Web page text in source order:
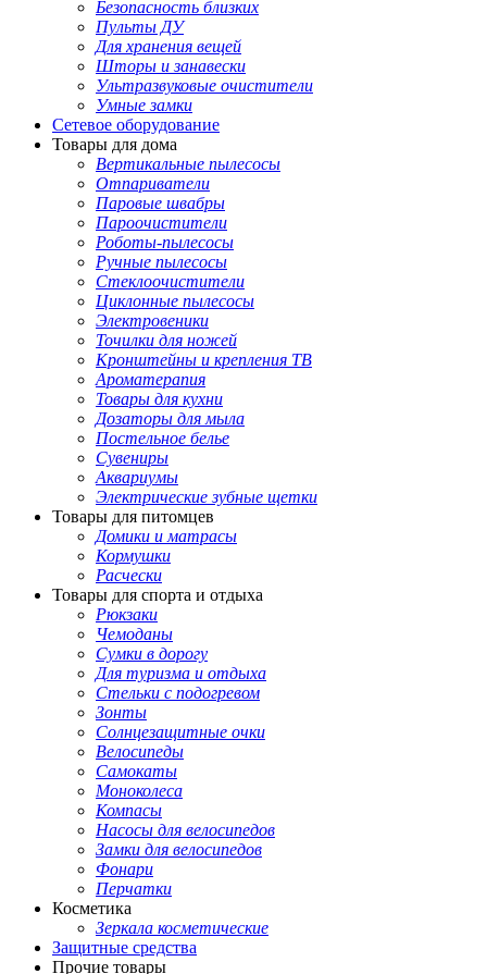
Безопасность близких
Пульты ДУ
Для хранения вещей
Шторы и занавески
Ультразвуковые очистители
Умные замки
Сетевое оборудование
Товары для дома
Вертикальные пылесосы
Отпариватели
Паровые швабры
Пароочистители
Роботы-пылесосы
Ручные пылесосы
Стеклоочистители
Циклонные пылесосы
Электровеники
Точилки для ножей
Кронштейны и крепления ТВ
Ароматерапия
Товары для кухни
Дозаторы для мыла
Постельное белье
Сувениры
Аквариумы
Электрические зубные щетки
Товары для питомцев
Домики и матрасы
Кормушки
Расчески
Товары для спорта и отдыха
Рюкзаки
Чемоданы
Сумки в дорогу
Для туризма и отдыха
Стельки с подогревом
Зонты
Солнцезащитные очки
Велосипеды
Самокаты
Моноколеса
Компасы
Насосы для велосипедов
Замки для велосипедов
Фонари
Перчатки
Косметика
Зеркала косметические
Защитные средства
Прочие товары